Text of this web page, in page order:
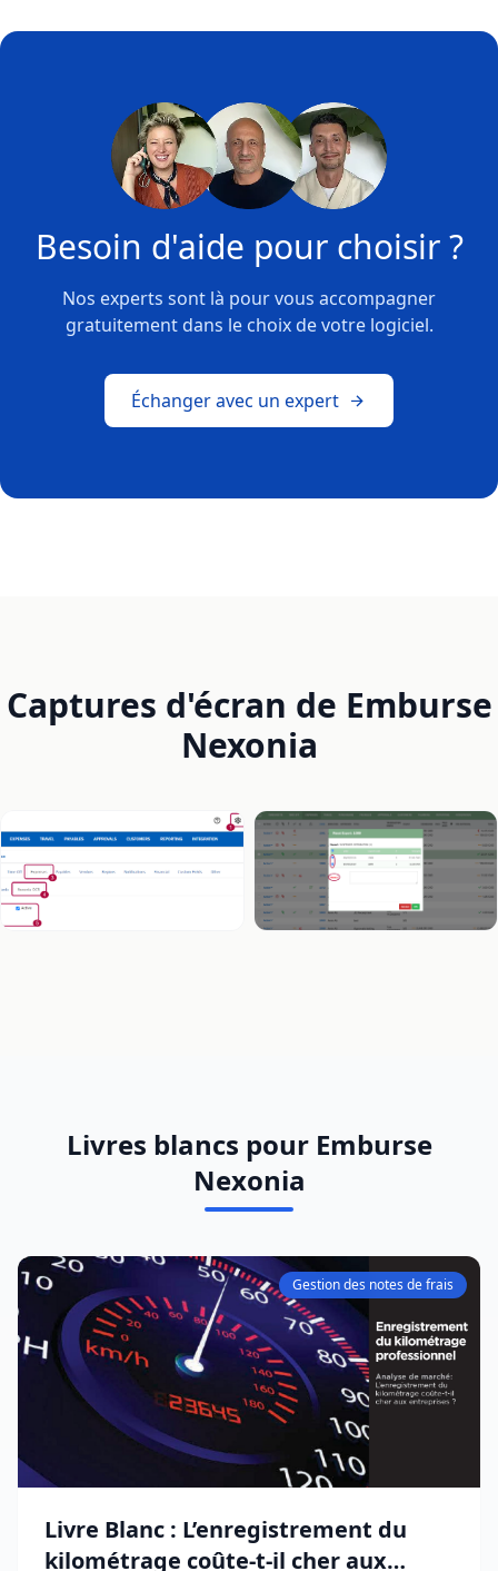
Besoin d'aide pour choisir ?
Nos experts sont là pour vous accompagner
gratuitement dans le choix de votre logiciel.
Échanger avec un expert
Captures d'écran de Emburse
Nexonia
Livres blancs pour Emburse
Nexonia
Gestion des notes de frais
Livre Blanc : L’enregistrement du
kilométrage coûte-t-il cher aux